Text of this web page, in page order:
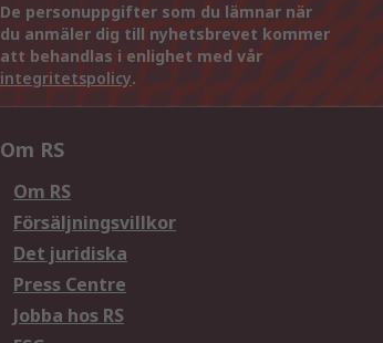
De personuppgifter som du lämnar när
du anmäler dig till nyhetsbrevet kommer
att behandlas i enlighet med vår
integritetspolicy.
Om RS
Om RS
Försäljningsvillkor
Det juridiska
Press Centre
Jobba hos RS